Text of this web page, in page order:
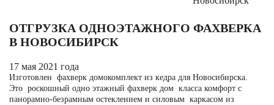
ОТГРУЗКА ОДНОЭТАЖНОГО ФАХВЕРКА
В НОВОСИБИРСК
17 мая 2021 года
Изготовлен фахверк домокомплект из кедра для Новосибирска.
Это роскошный одно этажный фахверк дом класса комфорт с
панорамно-безрамным остеклением и силовым каркасом из